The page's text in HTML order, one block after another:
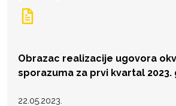
Obrazac realizacije ugovora
sporazuma za prvi kvartal 2023.
22.05.2023.